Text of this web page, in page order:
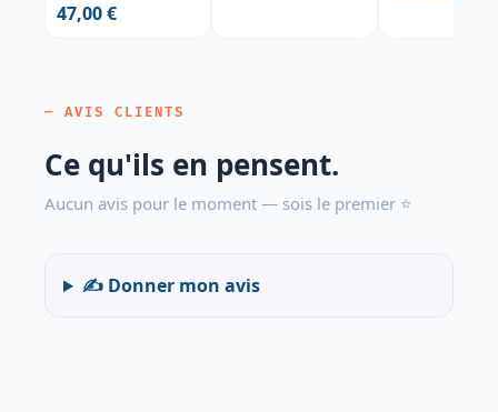
24
47,00 €
— AVIS CLIENTS
Ce qu'ils en pensent.
Aucun avis pour le moment — sois le premier ⭐
✍️ Donner mon avis